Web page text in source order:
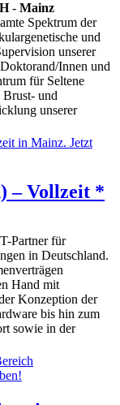
- Mainz
Spektrum der
und
unserer
Innen und
für Seltene
und
unserer
– Vollzeit *
Partner für
in Deutschland.
Hand mit
Konzeption der
bis hin zum
sowie in der